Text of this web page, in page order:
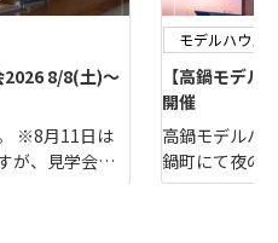
8/8(土)～
※8月11日は
が、見学会は
高鍋モデル概
モデルハウス
【高鍋モデ
開催
高鍋モデルハ
鍋町にて夜の
じれない“夜”